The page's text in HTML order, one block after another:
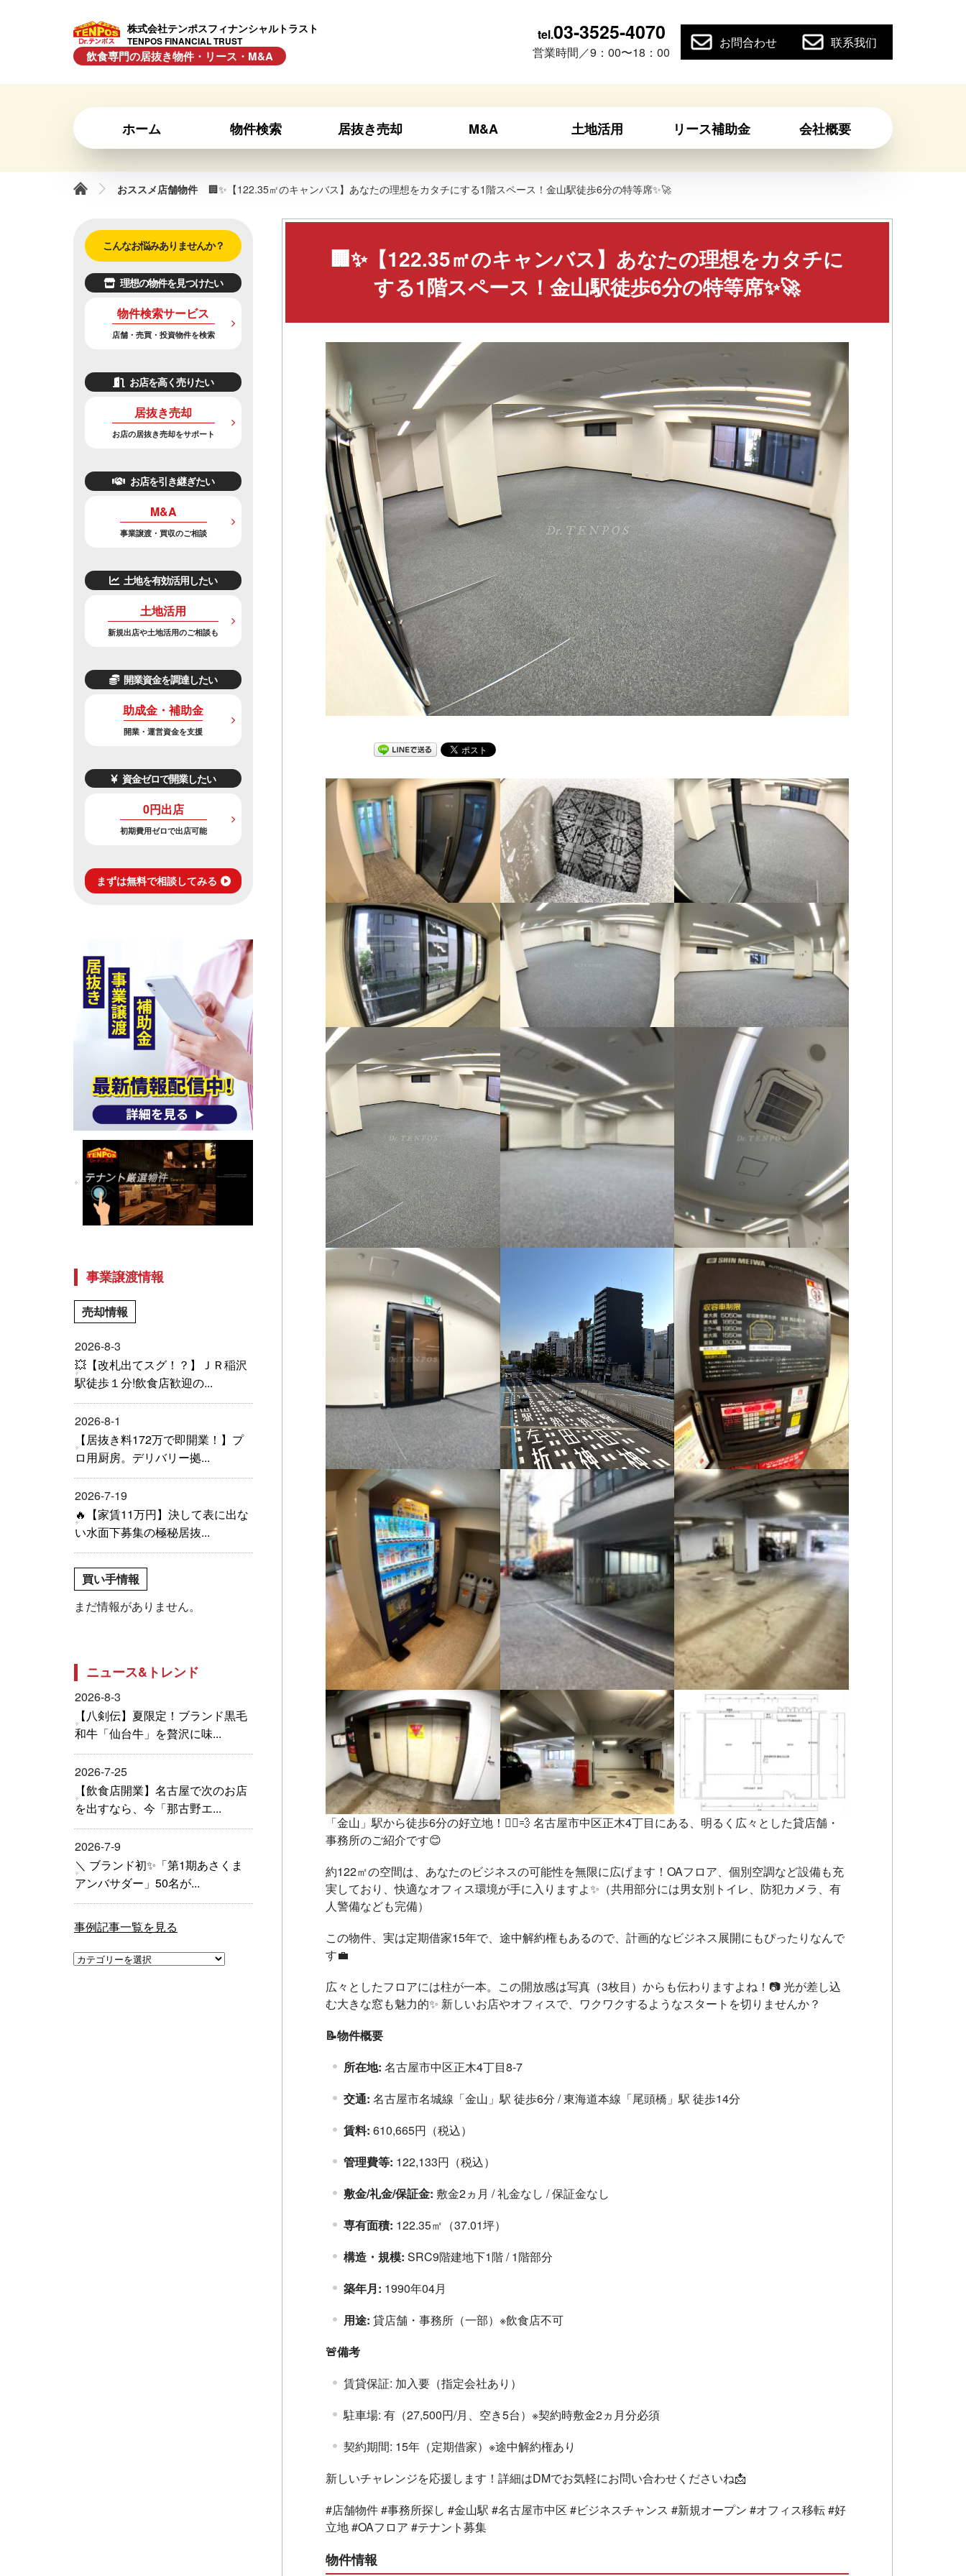
株式会社テンポスフィナンシャルトラスト
TENPOS FINANCIAL TRUST
飲食専門の居抜き物件・リース・M&A
tel.03-3525-4070
営業時間／9：00〜18：00
お問合わせ 联系我们
ホーム 物件検索 居抜き売却 M&A 土地活用 リース補助金 会社概要
おススメ店舗物件 🏢✨【122.35㎡のキャンバス】あなたの理想をカタチにする1階スペース！金山駅徒歩6分の特等席✨🚀
🏢✨【122.35㎡のキャンバス】あなたの理想をカタチに
する1階スペース！金山駅徒歩6分の特等席✨🚀
「金山」駅から徒歩6分の好立地！🚶‍♀️💨 名古屋市中区正木4丁目にある、明るく広々とした貸店舗・
事務所のご紹介です😊
約122㎡の空間は、あなたのビジネスの可能性を無限に広げます！OAフロア、個別空調など設備も充
実しており、快適なオフィス環境が手に入りますよ✨（共用部分には男女別トイレ、防犯カメラ、有
人警備なども完備）
この物件、実は定期借家15年で、途中解約権もあるので、計画的なビジネス展開にもぴったりなんで
す💼
広々としたフロアには柱が一本。この開放感は写真（3枚目）からも伝わりますよね！📷 光が差し込
む大きな窓も魅力的✨ 新しいお店やオフィスで、ワクワクするようなスタートを切りませんか？
📝物件概要
所在地: 名古屋市中区正木4丁目8-7
交通: 名古屋市名城線「金山」駅 徒歩6分 / 東海道本線「尾頭橋」駅 徒歩14分
賃料: 610,665円（税込）
管理費等: 122,133円（税込）
敷金/礼金/保証金: 敷金2ヵ月 / 礼金なし / 保証金なし
専有面積: 122.35㎡（37.01坪）
構造・規模: SRC9階建地下1階 / 1階部分
築年月: 1990年04月
用途: 貸店舗・事務所（一部）※飲食店不可
🚨備考
賃貸保証: 加入要（指定会社あり）
駐車場: 有（27,500円/月、空き5台）※契約時敷金2ヵ月分必須
契約期間: 15年（定期借家）※途中解約権あり
新しいチャレンジを応援します！詳細はDMでお気軽にお問い合わせくださいね📩
#店舗物件 #事務所探し #金山駅 #名古屋市中区 #ビジネスチャンス #新規オープン #オフィス移転 #好
立地 #OAフロア #テナント募集
物件情報
こんなお悩みありませんか？
理想の物件を見つけたい
物件検索サービス
店舗・売買・投資物件を検索
お店を高く売りたい
居抜き売却
お店の居抜き売却をサポート
お店を引き継ぎたい
M&A
事業譲渡・買収のご相談
土地を有効活用したい
土地活用
新規出店や土地活用のご相談も
開業資金を調達したい
助成金・補助金
開業・運営資金を支援
資金ゼロで開業したい
0円出店
初期費用ゼロで出店可能
まずは無料で相談してみる
事業譲渡情報
売却情報
2026-8-3
💥【改札出てスグ！？】ＪＲ稲沢
駅徒歩１分!飲食店歓迎の...
2026-8-1
【居抜き料172万で即開業！】プ
ロ用厨房。デリバリー拠...
2026-7-19
🔥【家賃11万円】決して表に出な
い水面下募集の極秘居抜...
買い手情報
まだ情報がありません。
ニュース&トレンド
2026-8-3
【八剣伝】夏限定！ブランド黒毛
和牛「仙台牛」を贅沢に味...
2026-7-25
【飲食店開業】名古屋で次のお店
を出すなら、今「那古野エ...
2026-7-9
＼ ブランド初✨「第1期あさくま
アンバサダー」50名が...
事例記事一覧を見る